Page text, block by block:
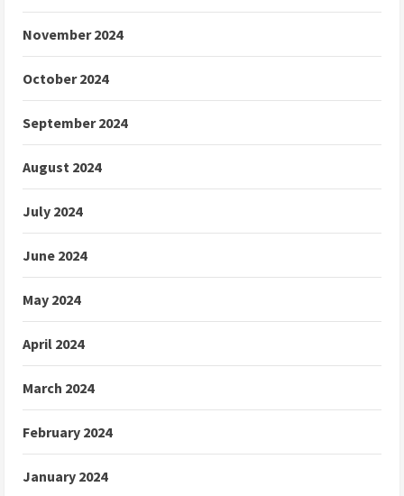
November 2024
October 2024
September 2024
August 2024
July 2024
June 2024
May 2024
April 2024
March 2024
February 2024
January 2024